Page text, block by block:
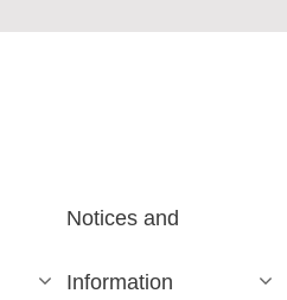
Notices and
Information